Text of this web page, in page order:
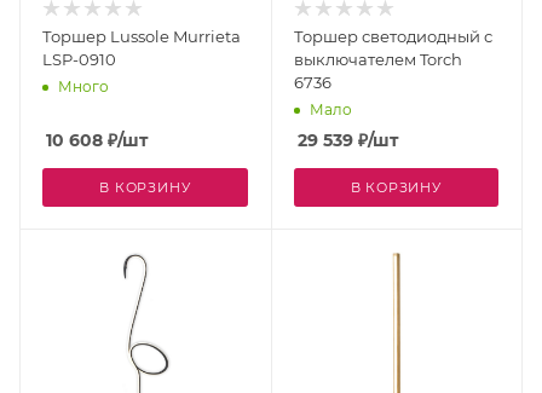
Торшер Lussole Murrieta
LSP-0910
Много
10 608 ₽/шт
В КОРЗИНУ
Торшер светодиодный с
выключателем Torch
6736
Мало
29 539₽/шт
В КОРЗИНУ